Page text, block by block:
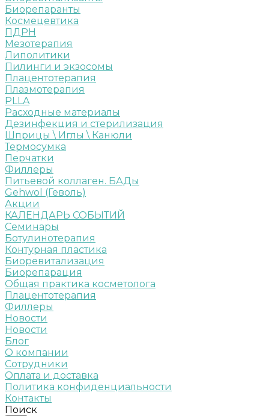
Биорепаранты
Космецевтика
ПДРН
Мезотерапия
Липолитики
Пилинги и экзосомы
Плацентотерапия
Плазмотерапия
PLLA
Расходные материалы
Дезинфекция и стерилизация
Шприцы \ Иглы \ Канюли
Термосумка
Перчатки
Филлеры
Питьевой коллаген. БАДы
Gehwol (Геволь)
Акции
КАЛЕНДАРЬ СОБЫТИЙ
Семинары
Ботулинотерапия
Контурная пластика
Биоревитализация
Биорепарация
Общая практика косметолога
Плацентотерапия
Филлеры
Новости
Новости
Блог
О компании
Сотрудники
Оплата и доставка
Политика конфиденциальности
Контакты
Поиск